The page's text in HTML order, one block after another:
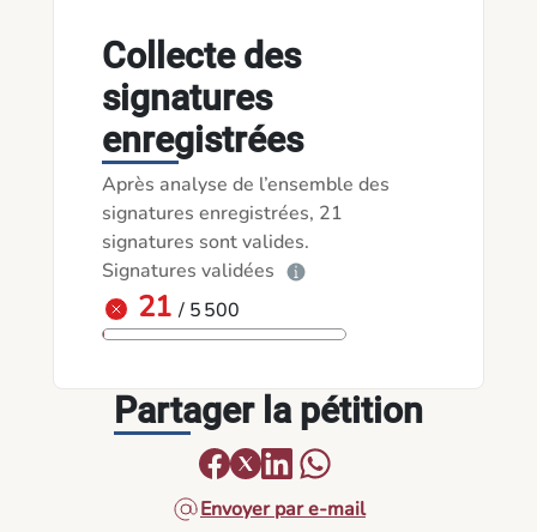
Collecte des
signatures
enregistrées
Après analyse de l’ensemble des
signatures enregistrées, 21
signatures sont valides.
Signatures validées
21 / 5 500
Partager la pétition
Envoyer par e-mail